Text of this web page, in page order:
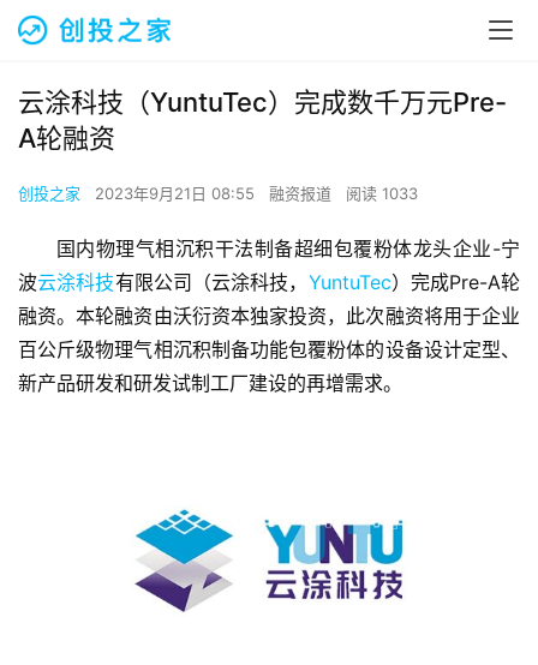
云涂科技（YuntuTec）完成数千万元Pre-
A轮融资
创投之家 2023年9月21日 08:55 融资报道 阅读 1033
国内物理气相沉积干法制备超细包覆粉体龙头企业-宁
波云涂科技有限公司（云涂科技， YuntuTec）完成Pre-A轮
融资。本轮融资由沃衍资本独家投资，此次融资将用于企业
百公斤级物理气相沉积制备功能包覆粉体的设备设计定型、
新产品研发和研发试制工厂建设的再增需求。